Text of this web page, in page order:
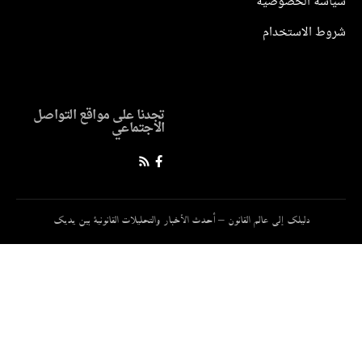
الاستخدام
تجدنا على مواقع التواصل
الاجتماعي
دليلك إلى عالم القانون – أحدث الأخبار والتحليلات القانونية بين يديك